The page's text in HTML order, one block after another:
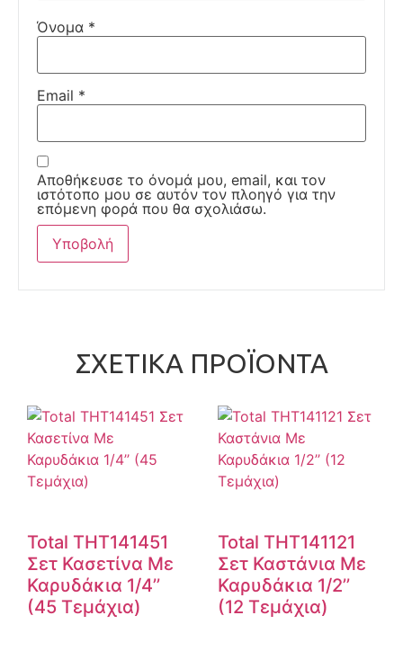
Όνομα *
Email *
Αποθήκευσε το όνομά μου, email, και τον
ιστότοπο μου σε αυτόν τον πλοηγό για την
επόμενη φορά που θα σχολιάσω.
ΣΧΕΤΙΚΆ ΠΡΟΪΌΝΤΑ
Total THT141451
Σετ Κασετίνα Με
Καρυδάκια 1/4’’
(45 Τεμάχια)
Total THT141121
Σετ Καστάνια Με
Καρυδάκια 1/2’’
(12 Τεμάχια)